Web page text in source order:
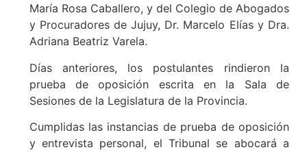
María Rosa Caballero, y del Colegio de Abogados
y Procuradores de Jujuy, Dr. Marcelo Elías y Dra.
Adriana Beatriz Varela.
Días anteriores, los postulantes rindieron la
prueba de oposición escrita en la Sala de
Sesiones de la Legislatura de la Provincia.
Cumplidas las instancias de prueba de oposición
y entrevista personal, el Tribunal se abocará a